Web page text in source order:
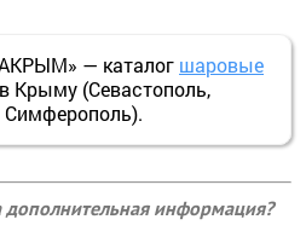
— каталог шаровые
в Крыму (Севастополь,
Симферополь).
информация?